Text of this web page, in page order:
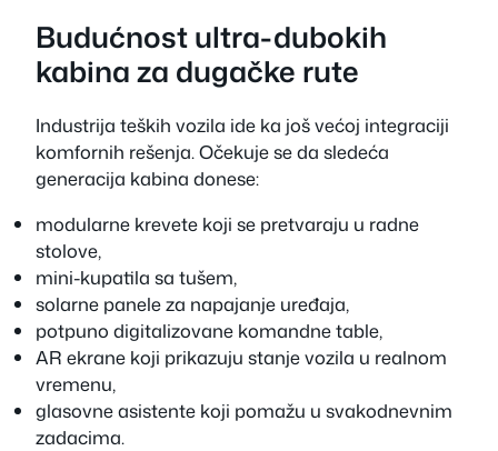
Budućnost ultra-dubokih
kabina za dugačke rute
Industrija teških vozila ide ka još većoj integraciji
komfornih rešenja. Očekuje se da sledeća
generacija kabina donese:
modularne krevete koji se pretvaraju u radne
stolove,
mini-kupatila sa tušem,
solarne panele za napajanje uređaja,
potpuno digitalizovane komandne table,
AR ekrane koji prikazuju stanje vozila u realnom
vremenu,
glasovne asistente koji pomažu u svakodnevnim
zadacima.